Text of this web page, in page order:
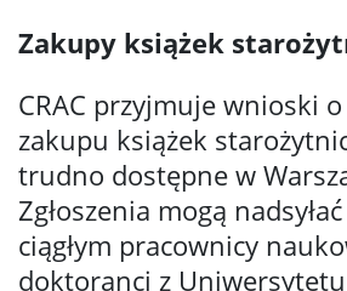
Zakupy książek
CRAC przyjmuje wnioski
zakupu książek
trudno dostępne w
Zgłoszenia mogą
ciągłym pracownicy
doktoranci z Uniwersytetu